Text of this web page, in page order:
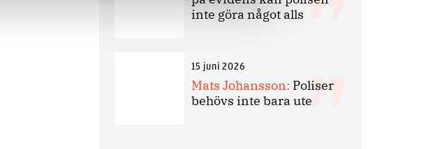
inte göra något alls
15 juni 2026
Mats Johansson: Poliser
behövs inte bara ute